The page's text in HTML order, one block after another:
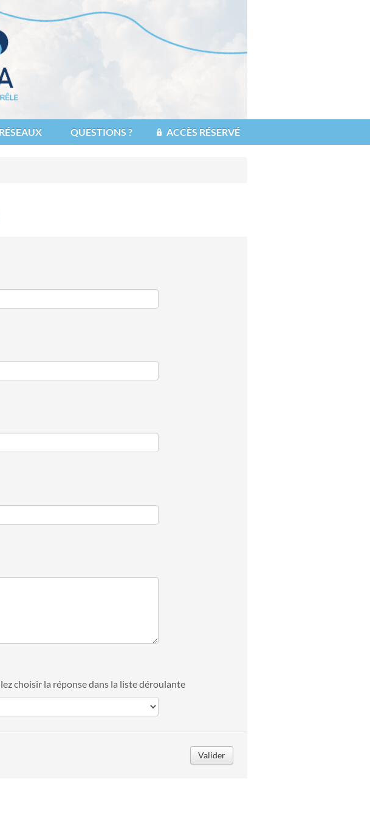
RÉSEAUX QUESTIONS ? ACCÈS RÉSERVÉ
choisir la réponse dans la liste déroulante
Valider